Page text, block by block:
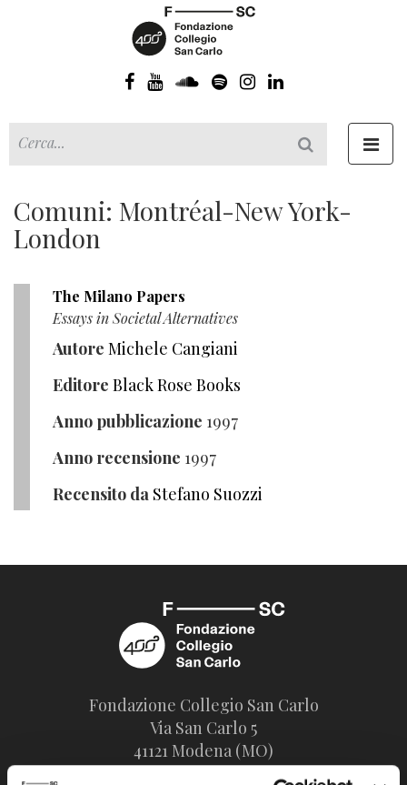
Comuni: Montréal-New York-
London
The Milano Papers
Essays in Societal Alternatives
Autore Michele Cangiani
Editore Black Rose Books
Anno pubblicazione 1997
Anno recensione 1997
Recensito da Stefano Suozzi
Fondazione Collegio San Carlo
Via San Carlo 5
41121 Modena (MO)
P.I. 00641060363